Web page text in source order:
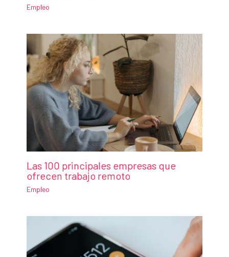
Empleo
Las 100 principales empresas que
ofrecen trabajo remoto
Empleo